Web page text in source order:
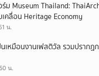
ม Museum Thailand:
คลื่อน Heritage Economy
น.
นเหมือนงานเฟสติวัล รวมปราก
น.